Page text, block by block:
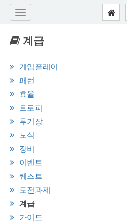
계급
게임플레이
패턴
효율
트로피
투기장
보석
장비
이벤트
퀘스트
도전과제
계급
가이드